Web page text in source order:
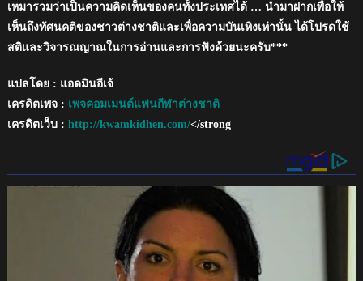
เหมารวมว่าเป็นความคิดเห็นของคนทั้งประเทศได้ … นำมาฝากเพื่อให้
เห็นถึงทัศนคติของชาวต่างชาติและเพื่อความบันเทิงเท่านั้น ได้โปรดใช้
สติและวิจารณญาณในการอ่านและการฟังด้วยนะครับ***
แปลโดย : แอดมินอีเจ้
เครดิตเพจ : เพจคอมเมนต์แฟนกีฬาต่างชาติ
เครดิตเว็บ : http://kwamkidhen.com/</strong